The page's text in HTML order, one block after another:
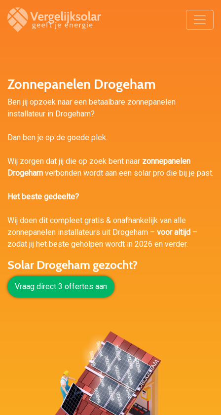
Zonnepanelen Drogeham
Ben jij opzoek naar een betaalbare zonnepanelen
installateur in Drogeham?
Dan ben je op de goede plek.
Wij zorgen dat jij die op zoek bent naar zonnepanelen
Drogeham verbonden wordt aan een solar pro die bij je past.
Het beste gedeelte?
Wij doen dit compleet gratis & onafhankelijk van alle
zonnepanelen installateurs uit Drogeham – voor altijd –
zodat jij het beste geholpen wordt in 2026 en verder.
Solar Drogeham gezocht?
Vraag direct 3 offertes aan